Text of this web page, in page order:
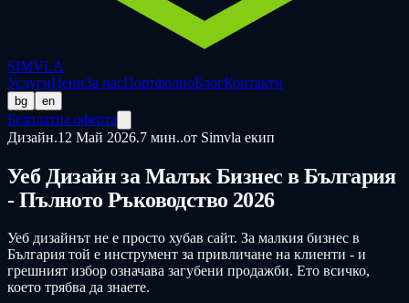
SIMVLA
УслугиЦениЗа насПортфолиоБлогКонтакти
bg en
Безплатна оферта
Дизайн.12 Май 2026.7 мин..от Simvla екип
Уеб Дизайн за Малък Бизнес в България
- Пълното Ръководство 2026
Уеб дизайнът не е просто хубав сайт. За малкия бизнес в
България той е инструмент за привличане на клиенти - и
грешният избор означава загубени продажби. Ето всичко,
което трябва да знаете.